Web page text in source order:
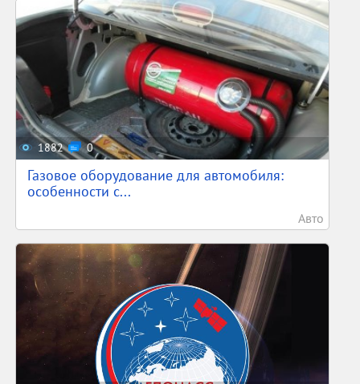
1882 0
Газовое оборудование для автомобиля:
особенности с...
Авто